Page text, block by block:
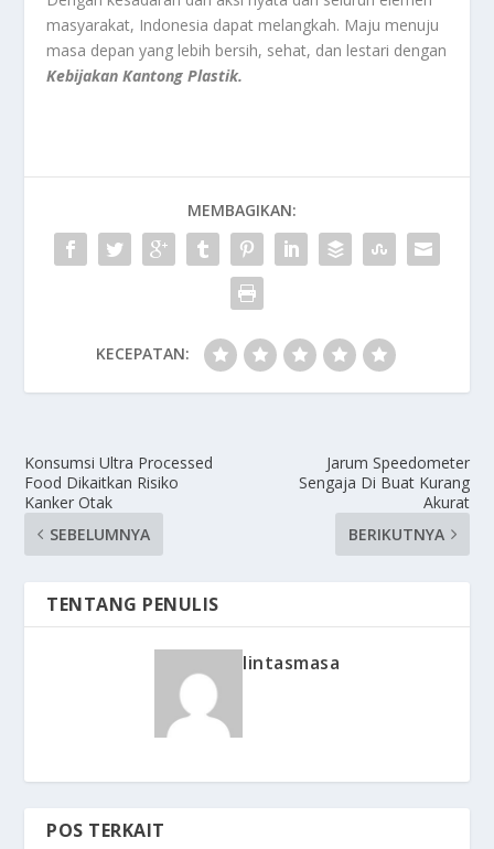
masyarakat, Indonesia dapat melangkah. Maju menuju
masa depan yang lebih bersih, sehat, dan lestari dengan
Kebijakan Kantong Plastik.
MEMBAGIKAN:
KECEPATAN:
Konsumsi Ultra Processed
Food Dikaitkan Risiko
Kanker Otak
SEBELUMNYA
Jarum Speedometer
Sengaja Di Buat Kurang
Akurat
BERIKUTNYA
TENTANG PENULIS
lintasmasa
POS TERKAIT